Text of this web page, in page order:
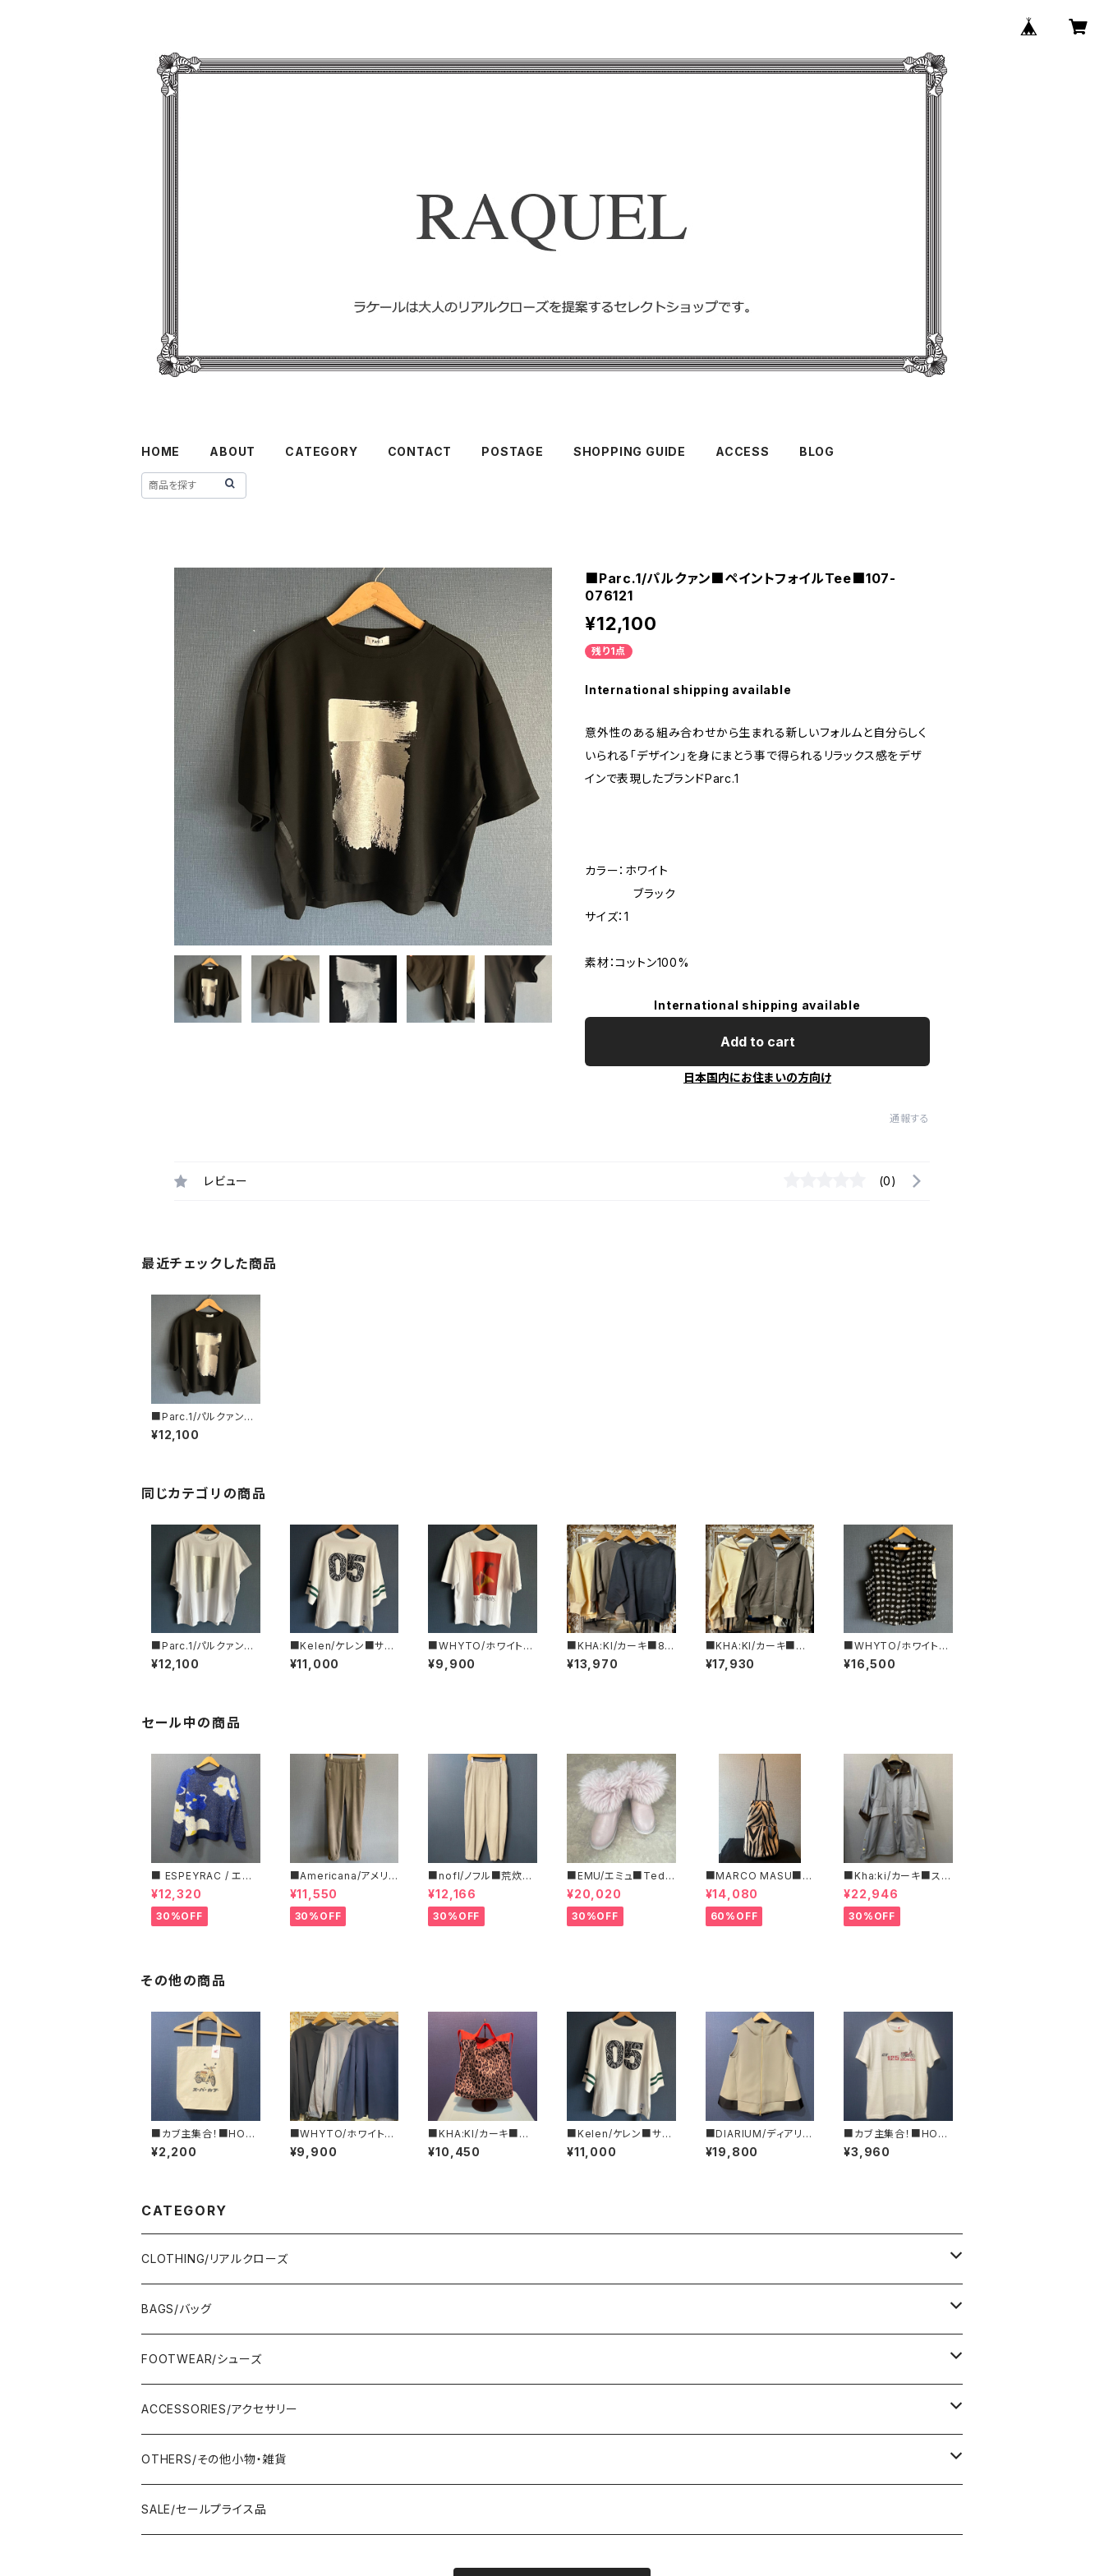
HOME ABOUT CATEGORY CONTACT POSTAGE SHOPPING GUIDE ACCESS BLOG
■Parc.1/パルクァン■ペイントフォイルTee■107-
076121
¥12,100
残り1点
International shipping available
意外性のある組み合わせから生まれる新しいフォルムと自分らしく
いられる「デザイン」を身にまとう事で得られるリラックス感をデザ
インで表現したブランドParc.1
カラー：ホワイト
ブラック
サイズ：1
素材：コットン100%
International shipping available
Add to cart
日本国内にお住まいの方向け
通報する
レビュー (0)
最近チェックした商品
■Parc.1/パルクァン■
ペイントフォイルTee■
107-076121
¥12,100
同じカテゴリの商品
■Parc.1/パルクァン■
箔プリントカットソー■1
08-076120
¥12,100
■Kelen/ケレン■サイ
ドポケット・スウェットT
EE■KLM26HCS120
¥11,000
■WHYTO/ホワイト■
２WAYプリントTシャツ
■WHT26HCS4015
¥9,900
■KHA:KI/カーキ■8分
袖スウェットシャツ■MI
L26HCS3473■
¥13,970
■KHA:KI/カーキ■ジ
ップアップフーディー■
MIL26HCS3473■
¥17,930
■WHYTO/ホワイト■
ジャガード・アシンメトリ
ーベスト■WHT26HB
¥16,500
セール中の商品
■ ESPEYRAC / エス
ぺラック ■ フラワーモ
チーフニット■YELLO
W & NAVY■ 超カワイ
イ！
¥12,320
30%OFF
■Americana/アメリカ
ーナ■マイクロフリー
ス・イージーパンツ■
¥11,550
30%OFF
■nofl/ノフル■荒炊き
コール天テーパードパ
ンツ■ゆるっとバルーン
シルエット
¥12,166
30%OFF
■EMU/エミュ■Tedd
y Wurren■撥水サイド
ジッパーブーツ
¥20,020
30%OFF
■MARCO MASU■マ
ルコ マージ■ハラコ・ゼ
ブラ柄巾着BAG■程よ
いサイズで可愛い
¥14,080
60%OFF
■Kha:ki/カーキ■スタ
ンドカラー・コート■
¥22,946
30%OFF
その他の商品
■カブ主集合！■HON
DA カブTプリント・キャ
ンバストートバッグ■GI
¥2,200
■WHYTO/ホワイト■
カーブ スリーブ TEE■
WHT25FCS4002
¥9,900
■KHA:KI/カーキ■リ
バーシブルトートBAG■
MIL25SBG3047■
¥10,450
■Kelen/ケレン■サイ
ドポケット・スウェットT
EE■KLM26HCS120
¥11,000
■DIARIUM/ディアリウ
ム■バックフレアーパー
カー・ジレ■2024年春
¥19,800
■カブ主集合！■HON
DA ハンターカブ&CT1
25ロゴTシャツ/RED■
¥3,960
CATEGORY
CLOTHING/リアルクローズ
TOPS/トップス
Adonisis/アドニシス
AMERICANA/アメリカーナ
BOTOMS/ボトム
Adonisis/アドニシス
amherst/アムハースト
ONE-PIECE/ワンピース
anana/アナナ
J.Sloane/ジェイスロアン
OUTER/アウター
anana/アナナ
BAGS/バッグ
HAND BAG/ハンドバッグ
mononogu/もののぐ
IMPORT/インポート
SHOULDER BAG/ショルダーバッグ
mononogu/もののぐ
IMPORT/インポート
TOTE BAG/トートバッグ
mononogu/もののぐ
OTHERS/その他
FOOTWEAR/シューズ
PUMPS/パンプス
コツコツ
IMPORT/インポート
SANDAL/サンダル
コツコツ
BOOTS/ブーツ
ACCESSORIES/アクセサリー
EARRINGS/イヤリング
RING/指輪
OTHERS/その他小物・雑貨
BELT/ベルト
SALE/セールプライス品